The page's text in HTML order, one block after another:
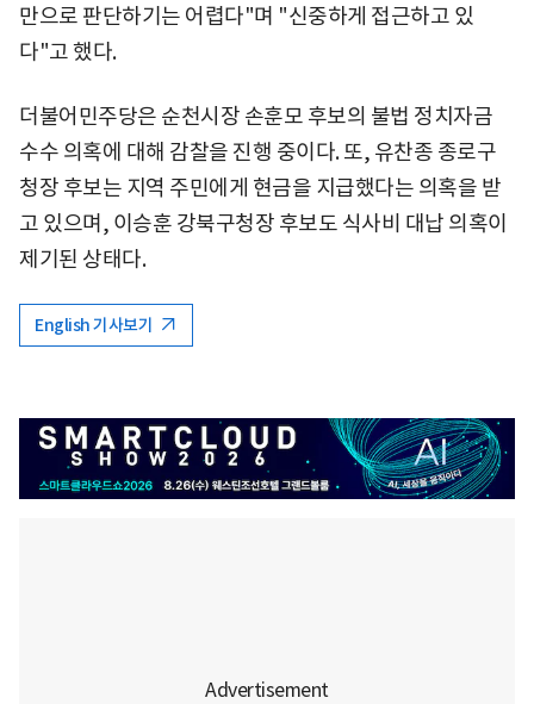
만으로 판단하기는 어렵다"며 "신중하게 접근하고 있
다"고 했다.
더불어민주당은 순천시장 손훈모 후보의 불법 정치자금
수수 의혹에 대해 감찰을 진행 중이다. 또, 유찬종 종로구
청장 후보는 지역 주민에게 현금을 지급했다는 의혹을 받
고 있으며, 이승훈 강북구청장 후보도 식사비 대납 의혹이
제기된 상태다.
English 기사보기